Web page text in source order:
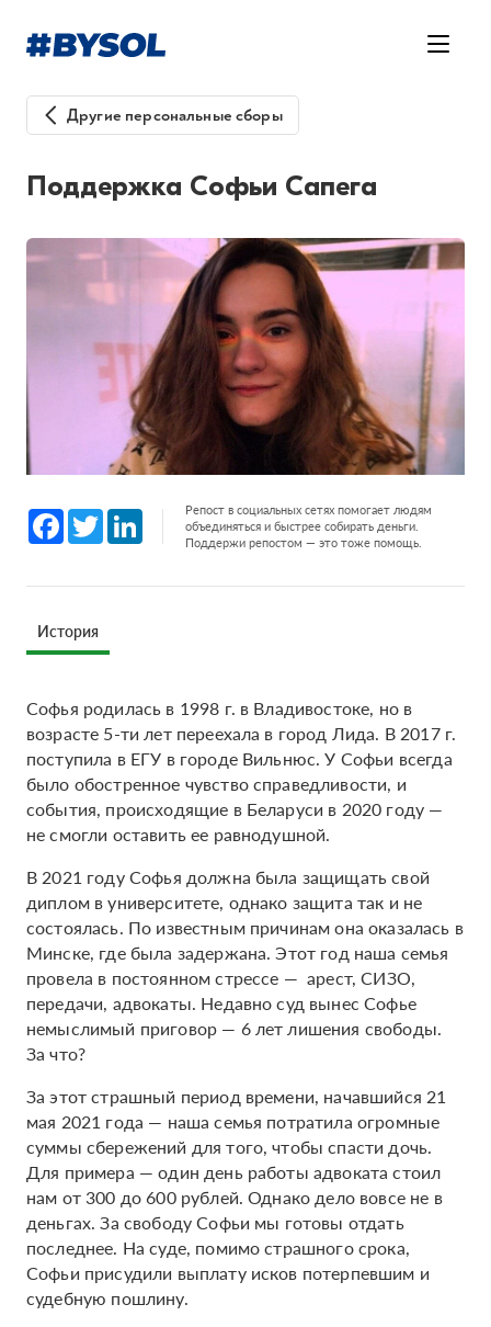
Другие персональные сборы
Поддержка Софьи Сапега
Facebook
Twitter LinkedInРепост в социальных сетях помогает людям
объединяться и быстрее собирать деньги.
Поддержи репостом — это тоже помощь.
История
Софья родилась в 1998 г. в Владивостоке, но в
возрасте 5-ти лет переехала в город Лида. В 2017 г.
поступила в ЕГУ в городе Вильнюс. У Софьи всегда
было обостренное чувство справедливости, и
события, происходящие в Беларуси в 2020 году —
не смогли оставить ее равнодушной.
В 2021 году Софья должна была защищать свой
диплом в университете, однако защита так и не
состоялась. По известным причинам она оказалась в
Минске, где была задержана. Этот год наша семья
провела в постоянном стрессе — арест, СИЗО,
передачи, адвокаты. Недавно суд вынес Софье
немыслимый приговор — 6 лет лишения свободы.
За что?
За этот страшный период времени, начавшийся 21
мая 2021 года — наша семья потратила огромные
суммы сбережений для того, чтобы спасти дочь.
Для примера — один день работы адвоката стоил
нам от 300 до 600 рублей. Однако дело вовсе не в
деньгах. За свободу Софьи мы готовы отдать
последнее. На суде, помимо страшного срока,
Софьи присудили выплату исков потерпевшим и
судебную пошлину.